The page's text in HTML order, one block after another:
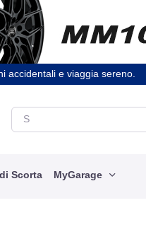
accidentali e viaggia sereno.
Scorta MyGarage